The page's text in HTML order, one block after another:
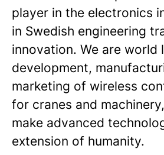
player in the electronics
in Swedish engineering
innovation. We are world
development,
marketing of wireless
for cranes and
make advanced
extension of humanity.